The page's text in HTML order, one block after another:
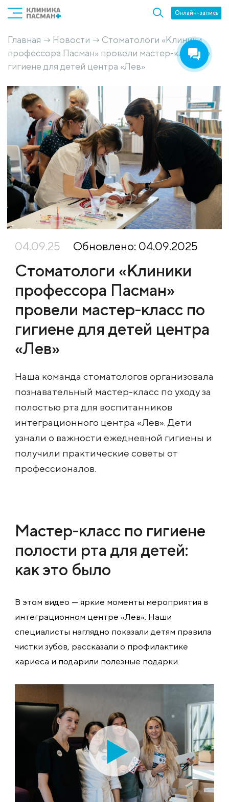
Онлайн-запись
Главная → Новости → Стоматологи «Клиники
профессора Пасман» провели мастер-класс по
гигиене для детей центра «Лев»
04.09.25 Обновлено: 04.09.2025
Стоматологи «Клиники
профессора Пасман»
провели мастер-класс по
гигиене для детей центра
«Лев»
Наша команда стоматологов организовала
познавательный мастер-класс по уходу за
полостью рта для воспитанников
интеграционного центра «Лев». Дети
узнали о важности ежедневной гигиены и
получили практические советы от
профессионалов.
Мастер-класс по гигиене
полости рта для детей:
как это было
В этом видео — яркие моменты мероприятия в
интеграционном центре «Лев». Наши
специалисты наглядно показали детям правила
чистки зубов, рассказали о профилактике
кариеса и подарили полезные подарки.